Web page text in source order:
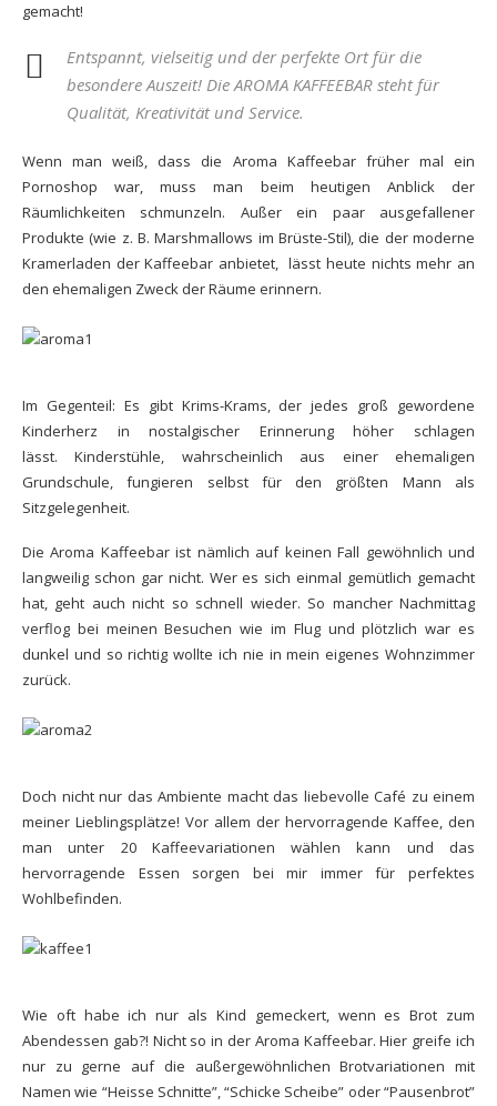
gemacht!
Entspannt, vielseitig und der perfekte Ort für die
besondere Auszeit! Die AROMA KAFFEEBAR steht für
Qualität, Kreativität und Service.
Wenn man weiß, dass die Aroma Kaffeebar früher mal ein
Pornoshop war, muss man beim heutigen Anblick der
Räumlichkeiten schmunzeln. Außer ein paar ausgefallener
Produkte (wie z. B. Marshmallows im Brüste-Stil), die der moderne
Kramerladen der Kaffeebar anbietet, lässt heute nichts mehr an
den ehemaligen Zweck der Räume erinnern.
Im Gegenteil: Es gibt Krims-Krams, der jedes groß gewordene
Kinderherz in nostalgischer Erinnerung höher schlagen
lässt. Kinderstühle, wahrscheinlich aus einer ehemaligen
Grundschule, fungieren selbst für den größten Mann als
Sitzgelegenheit.
Die Aroma Kaffeebar ist nämlich auf keinen Fall gewöhnlich und
langweilig schon gar nicht. Wer es sich einmal gemütlich gemacht
hat, geht auch nicht so schnell wieder. So mancher Nachmittag
verflog bei meinen Besuchen wie im Flug und plötzlich war es
dunkel und so richtig wollte ich nie in mein eigenes Wohnzimmer
zurück.
Doch nicht nur das Ambiente macht das liebevolle Café zu einem
meiner Lieblingsplätze! Vor allem der hervorragende Kaffee, den
man unter 20 Kaffeevariationen wählen kann und das
hervorragende Essen sorgen bei mir immer für perfektes
Wohlbefinden.
Wie oft habe ich nur als Kind gemeckert, wenn es Brot zum
Abendessen gab?! Nicht so in der Aroma Kaffeebar. Hier greife ich
nur zu gerne auf die außergewöhnlichen Brotvariationen mit
Namen wie “Heisse Schnitte”, “Schicke Scheibe” oder “Pausenbrot”